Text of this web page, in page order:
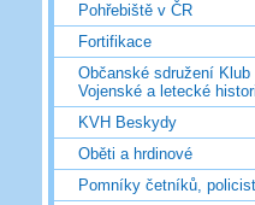
Pohřebiště v ČR
Fortifikace
Občanské sdružení Klub
Vojenské a letecké
KVH Beskydy
Oběti a hrdinové
Pomníky četníků,